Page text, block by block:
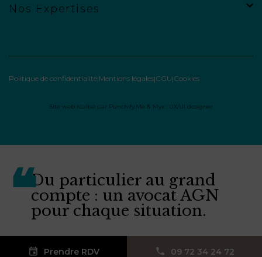
Nos Expertises
Politique de confidentialité Mentions légales CGU Cookies
Site web réalisé par Punchify.Me & Myx : UX/UI designer
Du particulier au grand
compte : un avocat AGN
pour chaque situation.
Prendre RDV 09 72 34 24 72